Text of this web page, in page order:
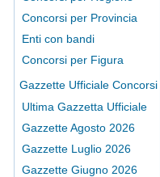
Concorsi per Provincia
Enti con bandi
Concorsi per Figura
Gazzette Ufficiale Concorsi
Ultima Gazzetta Ufficiale
Gazzette Agosto 2026
Gazzette Luglio 2026
Gazzette Giugno 2026